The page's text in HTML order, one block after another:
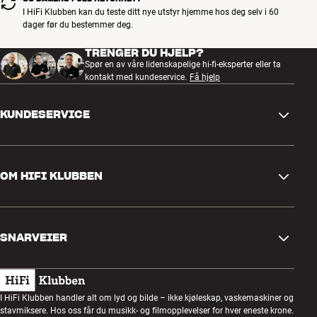
Aero Center bordstativ medfølger
Standard VESA-veggfeste kan kjøpes som ekstrautstyr
I HiFi Klubben kan du teste ditt nye utstyr hjemme hos deg selv i 60
dager før du bestemmer deg.
TRENGER DU HJELP?
Spør en av våre lidenskapelige hi-fi-eksperter eller ta
kontakt med kundeservice. Få hjelp
KUNDESERVICE
Retur og reklamasjon
Angre på bestilling
Handelsbetingelser
OM HIFI KLUBBEN
Kundeklubb
Lyttekveld
SNARVEIER
Gavekort
Bygg med lyd
I HiFi Klubben handler alt om lyd og bilde – ikke kjøleskap, vaskemaskiner og
stavmiksere. Hos oss får du musikk- og filmopplevelser for hver eneste krone.